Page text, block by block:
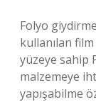
Folyo
kullanılan
yüzeye sahip
malzemeye
yapışabilme